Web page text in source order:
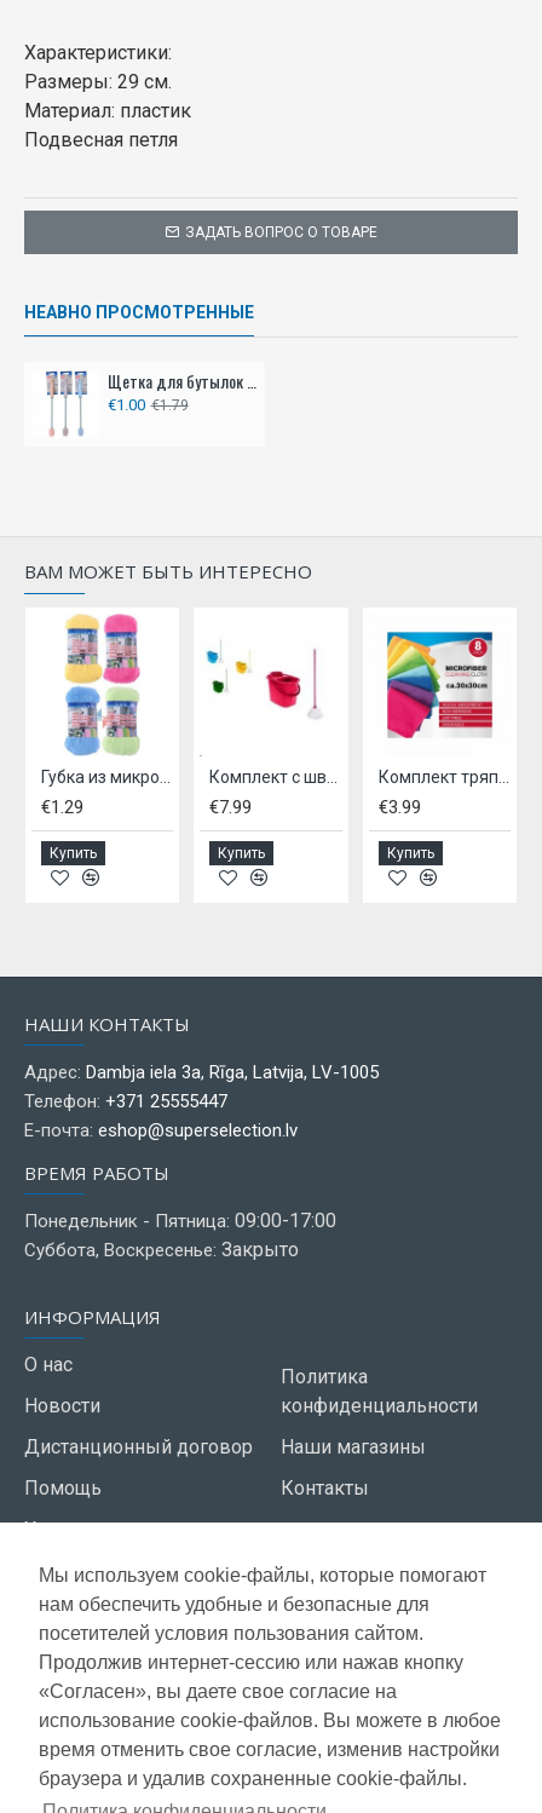
Мы используем cookie-файлы, которые помогают
нам обеспечить удобные и безопасные для
посетителей условия пользования сайтом.
Продолжив интернет-сессию или нажав кнопку
«Согласен», вы даете свое согласие на
использование cookie-файлов. Вы можете в любое
время отменить свое согласие, изменив настройки
браузера и удалив сохраненные cookie-файлы.
ЗАДАТЬ ВОПРОС О ТОВАРЕ
Характеристики:
Размеры: 29 см.
Материал: пластик
Подвесная петля
НЕАВНО ПРОСМОТРЕННЫЕ
€1.00 €1.79
ВАМ МОЖЕТ БЫТЬ ИНТЕРЕСНО
€1.29
Купить
€7.99
Купить
€3.99
Купить
НАШИ КОНТАКТЫ
Адрес: Dambja iela 3a, Rīga, Latvija, LV-1005
Телефон: +371 25555447
Е-почта: eshop@superselection.lv
ВРЕМЯ РАБОТЫ
Понедельник - Пятница: 09:00-17:00
Суббота, Воскресенье: Закрыто
ИНФОРМАЦИЯ
О нас
Новости
Дистанционный договор
Помощь
Условия использования
Политика
конфиденциальности
Наши магазины
Контакты
СЕРВИС КЛИЕНТОВ
Доставка
Оплата
Газета акций
Copyright © 2021, Super Selection, Все права защищены